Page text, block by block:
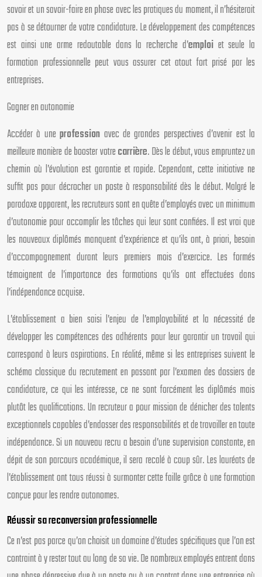
savoir et un savoir-faire en phase avec les pratiques du moment, il n’hésiterait
pas à se détourner de votre candidature. Le développement des compétences
est ainsi une arme redoutable dans la recherche d’emploiet seule la
formation professionnelle peut vous assurer cet atout fort prisé par les
entreprises.
Gagner en autonomie
Accéder à uneprofession avec de grandes perspectives d’avenir est la
meilleure manière de booster votrecarrière. Dès le début, vous empruntez un
chemin où l’évolution est garantie et rapide. Cependant, cette initiative ne
suffit pas pour décrocher un poste à responsabilité dès le début. Malgré le
paradoxe apparent, les recruteurs sont en quête d’employés avec un minimum
d’autonomie pour accomplir les tâches qui leur sont confiées. Il est vrai que
les nouveaux diplômés manquent d’expérience et qu’ils ont, à priori, besoin
d’accompagnement durant leurs premiers mois d’exercice. Les formés
témoignent de l’importance des formations qu’ils ont effectuées dans
l’indépendance acquise.
L’établissement a bien saisi l’enjeu de l’employabilité et la nécessité de
développer les compétences des adhérents pour leur garantir un travail qui
correspond à leurs aspirations. En réalité, même si les entreprises suivent le
schéma classique du recrutement en passant par l’examen des dossiers de
candidature, ce qui les intéresse, ce ne sont forcément les diplômés mais
plutôt les qualifications. Un recruteur a pour mission de dénicher des talents
exceptionnels capables d’endosser des responsabilités et de travailler en toute
indépendance. Si un nouveau recru a besoin d’une supervision constante, en
dépit de son parcours académique, il sera recalé à coup sûr. Les lauréats de
l’établissement ont tous réussi à surmonter cette faille grâce à une formation
conçue pour les rendre autonomes.
Réussir sa reconversion professionnelle
Ce n’est pas parce qu’on choisit un domaine d’études spécifiques que l’on est
contraint à y rester tout au long de sa vie. De nombreux employés entrent dans